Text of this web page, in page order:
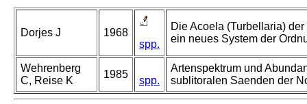
Dorjes J
1968
spp.
Die Acoela (Turbellaria)
ein neues System der
Wehrenberg
C, Reise K
1985
spp.
Artenspektrum und
sublitoralen Saenden der